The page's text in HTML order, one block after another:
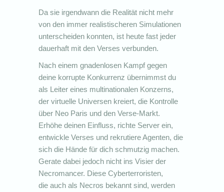
Da sie irgendwann die Realität nicht mehr
von den immer realistischeren Simulationen
unterscheiden konnten, ist heute fast jeder
dauerhaft mit den Verses verbunden.
Nach einem gnadenlosen Kampf gegen
deine korrupte Konkurrenz übernimmst du
als Leiter eines multinationalen Konzerns,
der virtuelle Universen kreiert, die Kontrolle
über Neo Paris und den Verse-Markt.
Erhöhe deinen Einfluss, richte Server ein,
entwickle Verses und rekrutiere Agenten, die
sich die Hände für dich schmutzig machen.
Gerate dabei jedoch nicht ins Visier der
Necromancer. Diese Cyberterroristen,
die auch als Necros bekannt sind, werden